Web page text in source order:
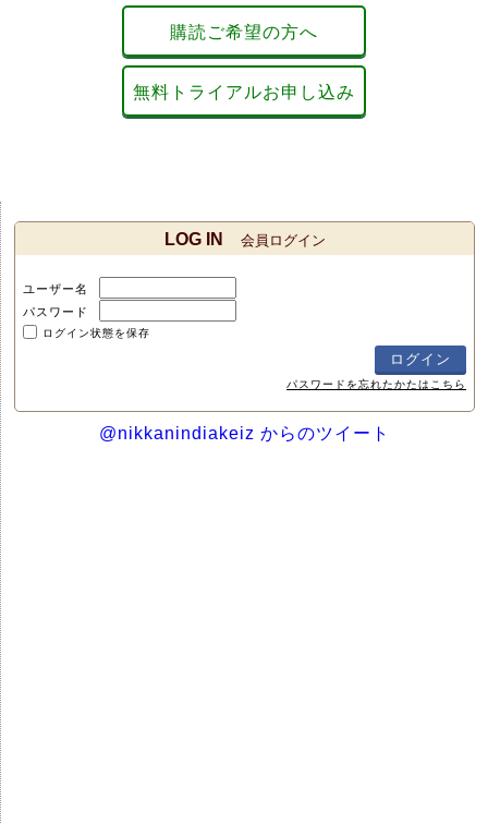
購読ご希望の方へ
無料トライアルお申し込み
LOG IN 会員ログイン
ユーザー名
パスワード
ログイン状態を保存
パスワードを忘れたかたはこちら
@nikkanindiakeiz からのツイート